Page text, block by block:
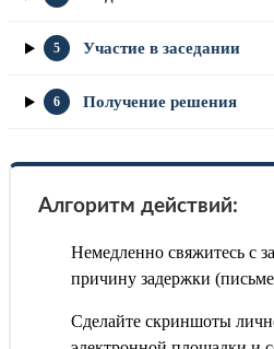
5 Участие в заседании
6 Получение решения
Алгоритм действий:
Немедленно свяжитесь с
причину задержки
Сделайте скриншоты